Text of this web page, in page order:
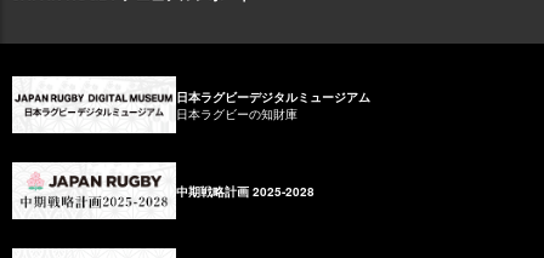
日本ラグビーデジタルミュージアム
日本ラグビーの知財庫
中期戦略計画 2025-2028